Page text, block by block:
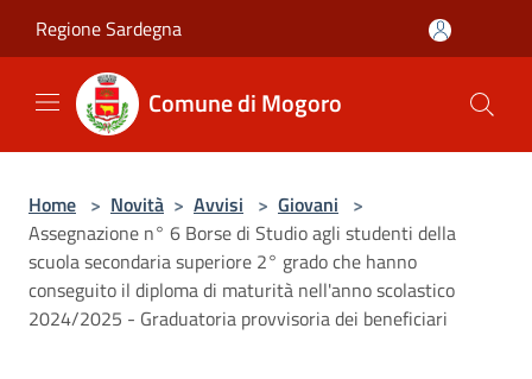
Regione Sardegna
Comune di Mogoro
Home > Novità > Avvisi > Giovani >
Assegnazione n° 6 Borse di Studio agli studenti della
scuola secondaria superiore 2° grado che hanno
conseguito il diploma di maturità nell'anno scolastico
2024/2025 - Graduatoria provvisoria dei beneficiari